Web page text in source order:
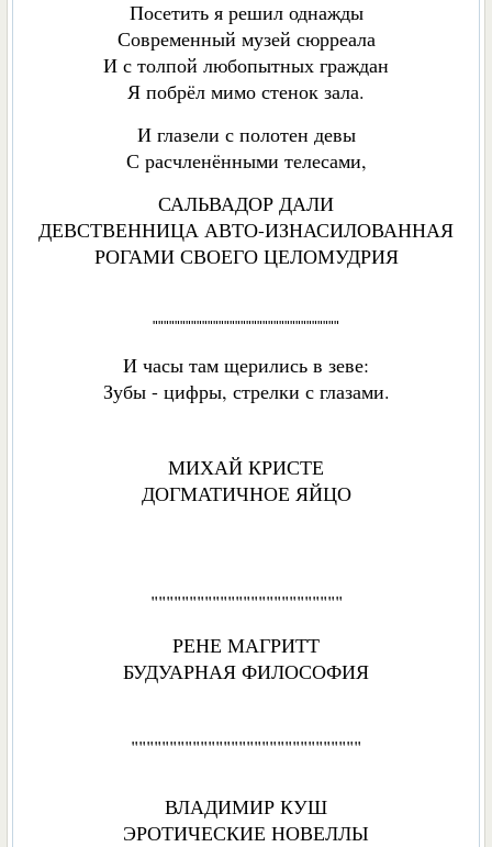
Посетить я решил однажды
Современный музей сюрреала
И с толпой любопытных граждан
Я побрёл мимо стенок зала.
И глазели с полотен девы
С расчленёнными телесами,
САЛЬВАДОР ДАЛИ
ДЕВСТВЕННИЦА АВТО-ИЗНАСИЛОВАННАЯ
РОГАМИ СВОЕГО ЦЕЛОМУДРИЯ
""""""""""""""""""""""""""""""""""
И часы там щерились в зеве:
Зубы - цифры, стрелки с глазами.
МИХАЙ КРИСТЕ
ДОГМАТИЧНОЕ ЯЙЦО
"""""""""""""""""""""""""
РЕНЕ МАГРИТТ
БУДУАРНАЯ ФИЛОСОФИЯ
""""""""""""""""""""""""""""""
ВЛАДИМИР КУШ
ЭРОТИЧЕСКИЕ НОВЕЛЛЫ